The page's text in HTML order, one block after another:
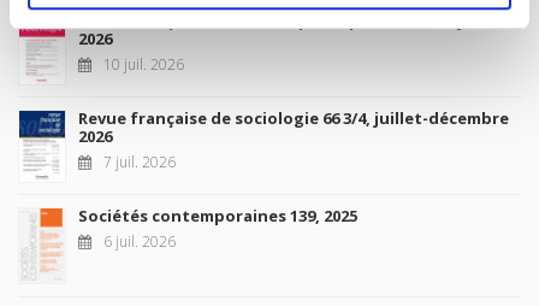
2026
10 juil. 2026
Revue française de sociologie 66 3/4, juillet-décembre
2026
7 juil. 2026
Sociétés contemporaines 139, 2025
6 juil. 2026